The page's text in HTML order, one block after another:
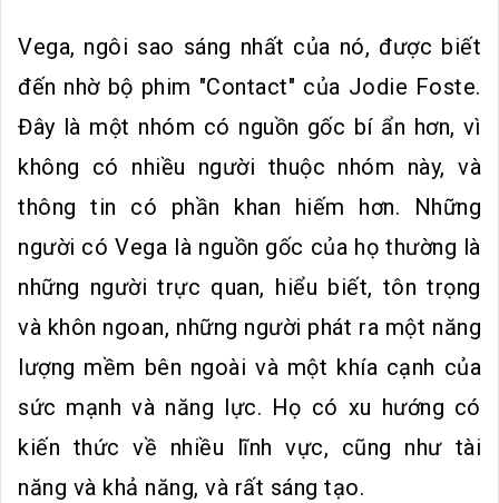
Vega, ngôi sao sáng nhất của nó, được biết
đến nhờ bộ phim "Contact" của Jodie Foste.
Đây là một nhóm có nguồn gốc bí ẩn hơn, vì
không có nhiều người thuộc nhóm này, và
thông tin có phần khan hiếm hơn. Những
người có Vega là nguồn gốc của họ thường là
những người trực quan, hiểu biết, tôn trọng
và khôn ngoan, những người phát ra một năng
lượng mềm bên ngoài và một khía cạnh của
sức mạnh và năng lực. Họ có xu hướng có
kiến ​​thức về nhiều lĩnh vực, cũng như tài
năng và khả năng, và rất sáng tạo.